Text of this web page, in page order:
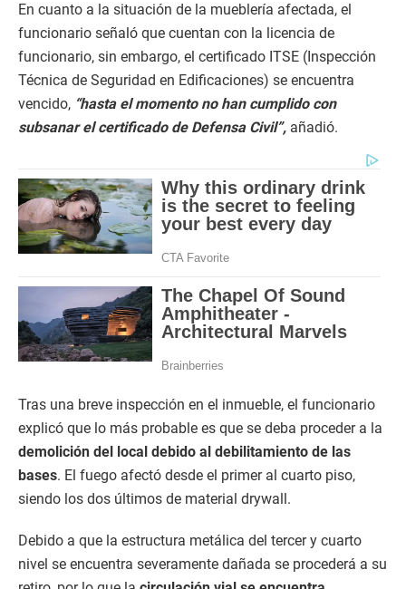
En cuanto a la situación de la mueblería afectada, el
funcionario señaló que cuentan con la licencia de
funcionario, sin embargo, el certificado ITSE (Inspección
Técnica de Seguridad en Edificaciones) se encuentra
vencido, “hasta el momento no han cumplido con
subsanar el certificado de Defensa Civil”, añadió.
Tras una breve inspección en el inmueble, el funcionario
explicó que lo más probable es que se deba proceder a la
demolición del local debido al debilitamiento de las
bases. El fuego afectó desde el primer al cuarto piso,
siendo los dos últimos de material drywall.
Debido a que la estructura metálica del tercer y cuarto
nivel se encuentra severamente dañada se procederá a su